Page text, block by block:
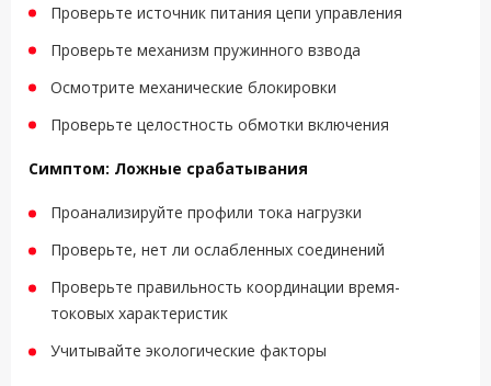
Проверьте источник питания цепи управления
Проверьте механизм пружинного взвода
Осмотрите механические блокировки
Проверьте целостность обмотки включения
Симптом: Ложные срабатывания
Проанализируйте профили тока нагрузки
Проверьте, нет ли ослабленных соединений
Проверьте правильность координации время-
токовых характеристик
Учитывайте экологические факторы